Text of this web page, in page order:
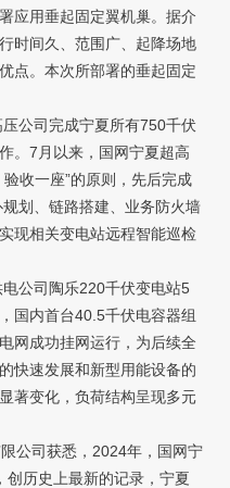
应用垂起固定翼机巢。据介
时间久、范围广、起降场地
点。本次所部署的垂起固定
公司完成宁夏所有750千伏
。7月以来，国网宁夏超高
收一座”的原则，先后完成
划、链路搭建、业务防火墙
现相关变电站远程智能巡检
公司陶乐220千伏变电站5
国内首台40.5千伏电容器组
网成功挂网运行，为后续全
快速发展和新型用能设备的
著变化，负荷结构呈现多元
司获悉，2024年，国网宁
创历史上最新的记录，宁夏